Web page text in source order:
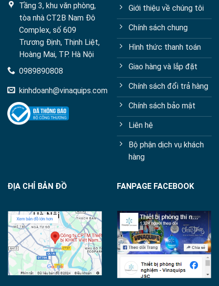
Tầng 3, khu văn phòng,
tòa nhà CT2B Nam Đô
Complex, số 609
Trương Định, Thịnh Liệt,
Hoàng Mai, TP. Hà Nội
0989890808
kinhdoanh@vinaquips.com
Giới thiệu về chúng tôi
Chính sách chung
Hình thức thanh toán
Giao hàng và lắp đặt
Chính sách đổi trả hàng
Chính sách bảo mật
Liên hệ
Bộ phận dịch vụ khách
hàng
ĐỊA CHỈ BẢN ĐỒ FANPAGE FACEBOOK